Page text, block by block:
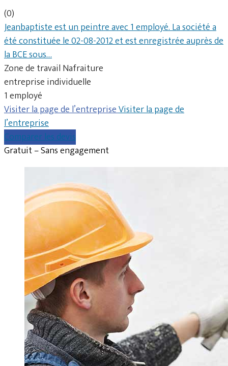
(0)
Jeanbaptiste est un peintre avec 1 employé. La société a
été constituée le 02-08-2012 et est enregistrée auprès de
la BCE sous…
Zone de travail Nafraiture
entreprise individuelle
1 employé
Visiter la page de l’entrepriseVisiter la page de
l’entreprise
Comparer les devis
Gratuit – Sans engagement